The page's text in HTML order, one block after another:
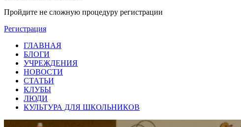
Пройдите не сложную процедуру регистрации
Регистрация
ГЛАВНАЯ
БЛОГИ
УЧРЕЖДЕНИЯ
НОВОСТИ
СТАТЬИ
КЛУБЫ
ЛЮДИ
КУЛЬТУРА ДЛЯ ШКОЛЬНИКОВ